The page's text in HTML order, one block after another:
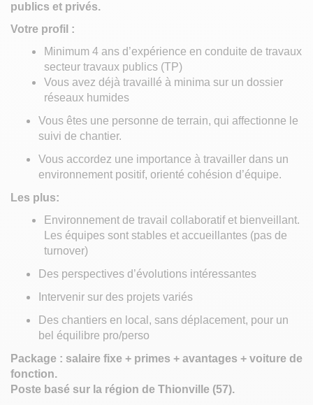
publics et privés.
Votre profil :
Minimum 4 ans d’expérience en conduite de travaux
secteur travaux publics (TP)
Vous avez déjà travaillé à minima sur un dossier
réseaux humides
Vous êtes une personne de terrain, qui affectionne le
suivi de chantier.
Vous accordez une importance à travailler dans un
environnement positif, orienté cohésion d’équipe.
Les plus:
Environnement de travail collaboratif et bienveillant.
Les équipes sont stables et accueillantes (pas de
turnover)
Des perspectives d’évolutions intéressantes
Intervenir sur des projets variés
Des chantiers en local, sans déplacement, pour un
bel équilibre pro/perso
Package : salaire fixe + primes + avantages + voiture de
fonction.
Poste basé sur la région de Thionville (57).